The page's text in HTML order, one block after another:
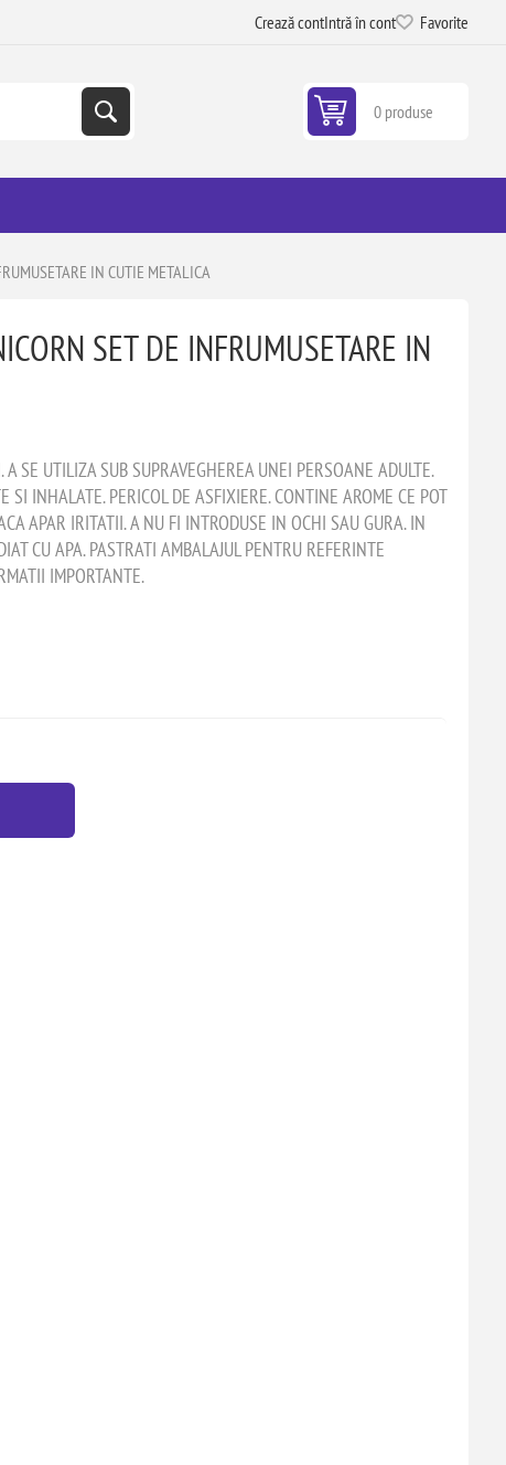
Crează contIntră în cont Favorite
0 produse
IN CUTIE METALICA
SET DE INFRUMUSETARE IN
SE UTILIZA SUB SUPRAVEGHEREA UNEI PERSOANE ADULTE.
SI INHALATE. PERICOL DE ASFIXIERE. CONTINE AROME CE POT
APAR IRITATII. A NU FI INTRODUSE IN OCHI SAU GURA. IN
CU APA. PASTRATI AMBALAJUL PENTRU REFERINTE
IMPORTANTE.